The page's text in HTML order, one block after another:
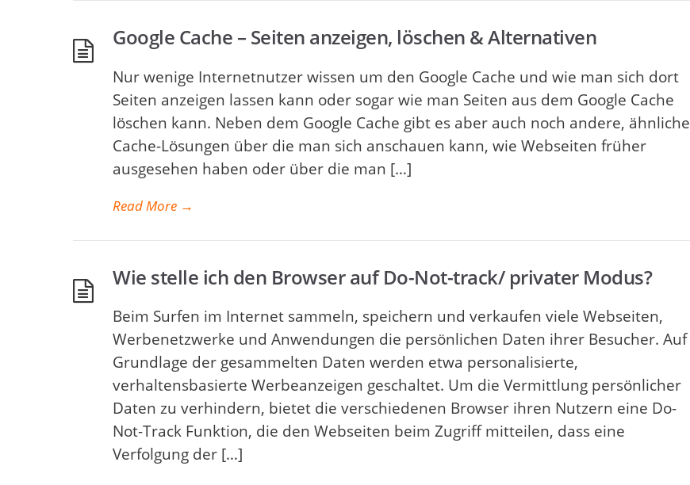
Google Cache – Seiten anzeigen, löschen & Alternativen
Nur wenige Internetnutzer wissen um den Google Cache und wie man sich dort
Seiten anzeigen lassen kann oder sogar wie man Seiten aus dem Google Cache
löschen kann. Neben dem Google Cache gibt es aber auch noch andere, ähnliche
Cache-Lösungen über die man sich anschauen kann, wie Webseiten früher
ausgesehen haben oder über die man […]
Read More →
Wie stelle ich den Browser auf Do-Not-track/ privater Modus?
Beim Surfen im Internet sammeln, speichern und verkaufen viele Webseiten,
Werbenetzwerke und Anwendungen die persönlichen Daten ihrer Besucher. Auf
Grundlage der gesammelten Daten werden etwa personalisierte,
verhaltensbasierte Werbeanzeigen geschaltet. Um die Vermittlung persönlicher
Daten zu verhindern, bietet die verschiedenen Browser ihren Nutzern eine Do-
Not-Track Funktion, die den Webseiten beim Zugriff mitteilen, dass eine
Verfolgung der […]